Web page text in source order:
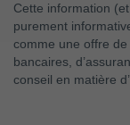
Cette information
purement
comme une offre
bancaires,
conseil en matière